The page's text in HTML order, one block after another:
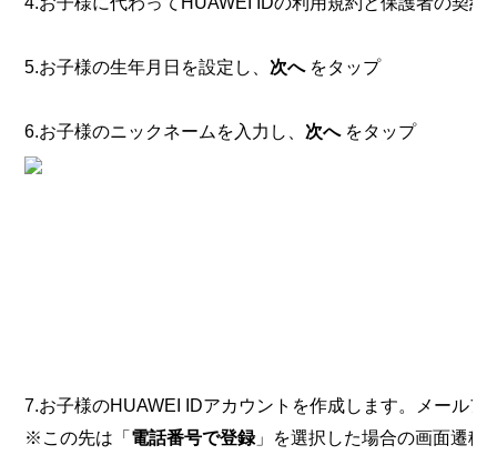
5.お子様の生年月日を設定し、 次へをタップ
6.お子様のニックネームを入力し、 次へをタップ
7.お子様のHUAWEI IDアカウントを作成します。メール
※この先は「 電話番号で登録」を選択した場合の画面遷移